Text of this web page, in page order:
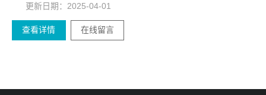
更新日期： 2025-04-01
查看详情 在线留言